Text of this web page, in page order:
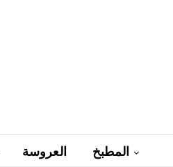
العروسة المطبخ